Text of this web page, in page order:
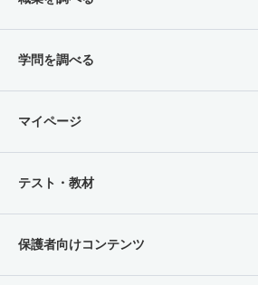
学問を調べる
マイページ
テスト・教材
保護者向けコンテンツ